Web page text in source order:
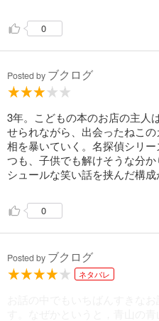
0
Posted by ブクログ
3年。こどもの本のお店の主人
せられながら、出会ったねこ
相を暴いていく。名探偵シリ
つも、子供でも解けそうな分
シュールな笑い話を挟んだ構成
0
Posted by ブクログ
ネタバレ